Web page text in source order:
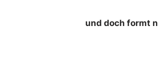
und doch formt